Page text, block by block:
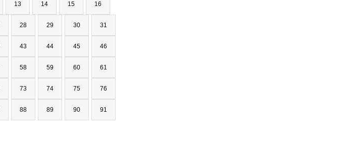
13 14 15 16
28 29 30 31
43 44 45 46
58 59 60 61
73 74 75 76
88 89 90 91